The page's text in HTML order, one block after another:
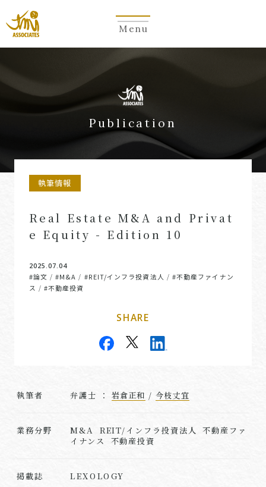
Menu
Publication
執筆情報
Real Estate M&A and Privat
e Equity - Edition 10
2025.07.04
#論文 / #M&A / #REIT/インフラ投資法人 / #不動産ファイナン
ス / #不動産投資
SHARE
執筆者 弁護士 ： 岩倉正和 / 今枝丈宜
業務分野
M&A REIT/インフラ投資法人 不動産ファ
イナンス 不動産投資
掲載誌 LEXOLOGY